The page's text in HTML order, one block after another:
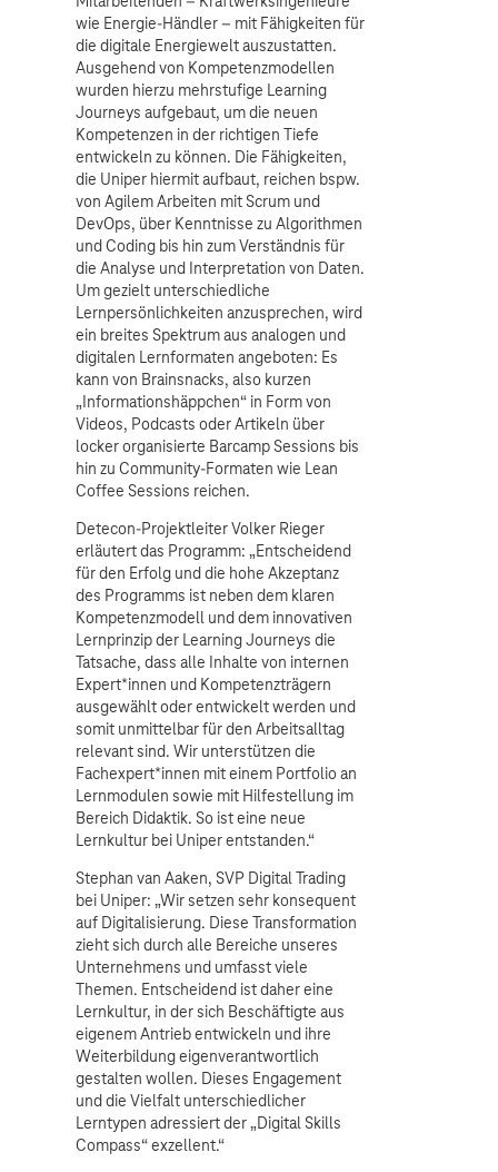
wie Energie-Händler – mit Fähigkeiten für
die digitale Energiewelt auszustatten.
Ausgehend von Kompetenzmodellen
wurden hierzu mehrstufige Learning
Journeys aufgebaut, um die neuen
Kompetenzen in der richtigen Tiefe
entwickeln zu können. Die Fähigkeiten,
die Uniper hiermit aufbaut, reichen bspw.
von Agilem Arbeiten mit Scrum und
DevOps, über Kenntnisse zu Algorithmen
und Coding bis hin zum Verständnis für
die Analyse und Interpretation von Daten.
Um gezielt unterschiedliche
Lernpersönlichkeiten anzusprechen, wird
ein breites Spektrum aus analogen und
digitalen Lernformaten angeboten: Es
kann von Brainsnacks, also kurzen
„Informationshäppchen“ in Form von
Videos, Podcasts oder Artikeln über
locker organisierte Barcamp Sessions bis
hin zu Community-Formaten wie Lean
Coffee Sessions reichen.
Detecon-Projektleiter Volker Rieger
erläutert das Programm: „Entscheidend
für den Erfolg und die hohe Akzeptanz
des Programms ist neben dem klaren
Kompetenzmodell und dem innovativen
Lernprinzip der Learning Journeys die
Tatsache, dass alle Inhalte von internen
Expert*innen und Kompetenzträgern
ausgewählt oder entwickelt werden und
somit unmittelbar für den Arbeitsalltag
relevant sind. Wir unterstützen die
Fachexpert*innen mit einem Portfolio an
Lernmodulen sowie mit Hilfestellung im
Bereich Didaktik. So ist eine neue
Lernkultur bei Uniper entstanden.“
Stephan van Aaken, SVP Digital Trading
bei Uniper: „Wir setzen sehr konsequent
auf Digitalisierung. Diese Transformation
zieht sich durch alle Bereiche unseres
Unternehmens und umfasst viele
Themen. Entscheidend ist daher eine
Lernkultur, in der sich Beschäftigte aus
eigenem Antrieb entwickeln und ihre
Weiterbildung eigenverantwortlich
gestalten wollen. Dieses Engagement
und die Vielfalt unterschiedlicher
Lerntypen adressiert der „Digital Skills
Compass“ exzellent.“